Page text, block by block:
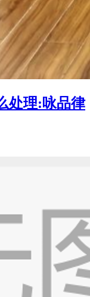
处理:咏品律